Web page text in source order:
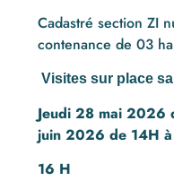
Cadastré section ZI
contenance de 03
Visites sur place
Jeudi 28 mai 2026
juin 2026 de 14H à
16 H